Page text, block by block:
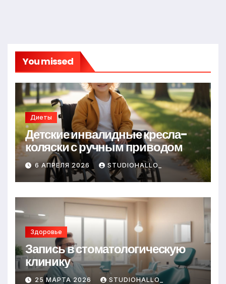
You missed
Диеты
Детские инвалидные кресла-
коляски с ручным приводом
6 АПРЕЛЯ 2026 STUDIOHALLO_
Здоровье
Запись в стоматологическую
клинику
25 МАРТА 2026 STUDIOHALLO_